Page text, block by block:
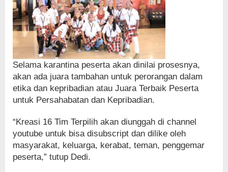
Selama karantina peserta akan dinilai prosesnya,
akan ada juara tambahan untuk perorangan dalam
etika dan kepribadian atau Juara Terbaik Peserta
untuk Persahabatan dan Kepribadian.
“Kreasi 16 Tim Terpilih akan diunggah di channel
youtube untuk bisa disubscript dan dilike oleh
masyarakat, keluarga, kerabat, teman, penggemar
peserta,” tutup Dedi.